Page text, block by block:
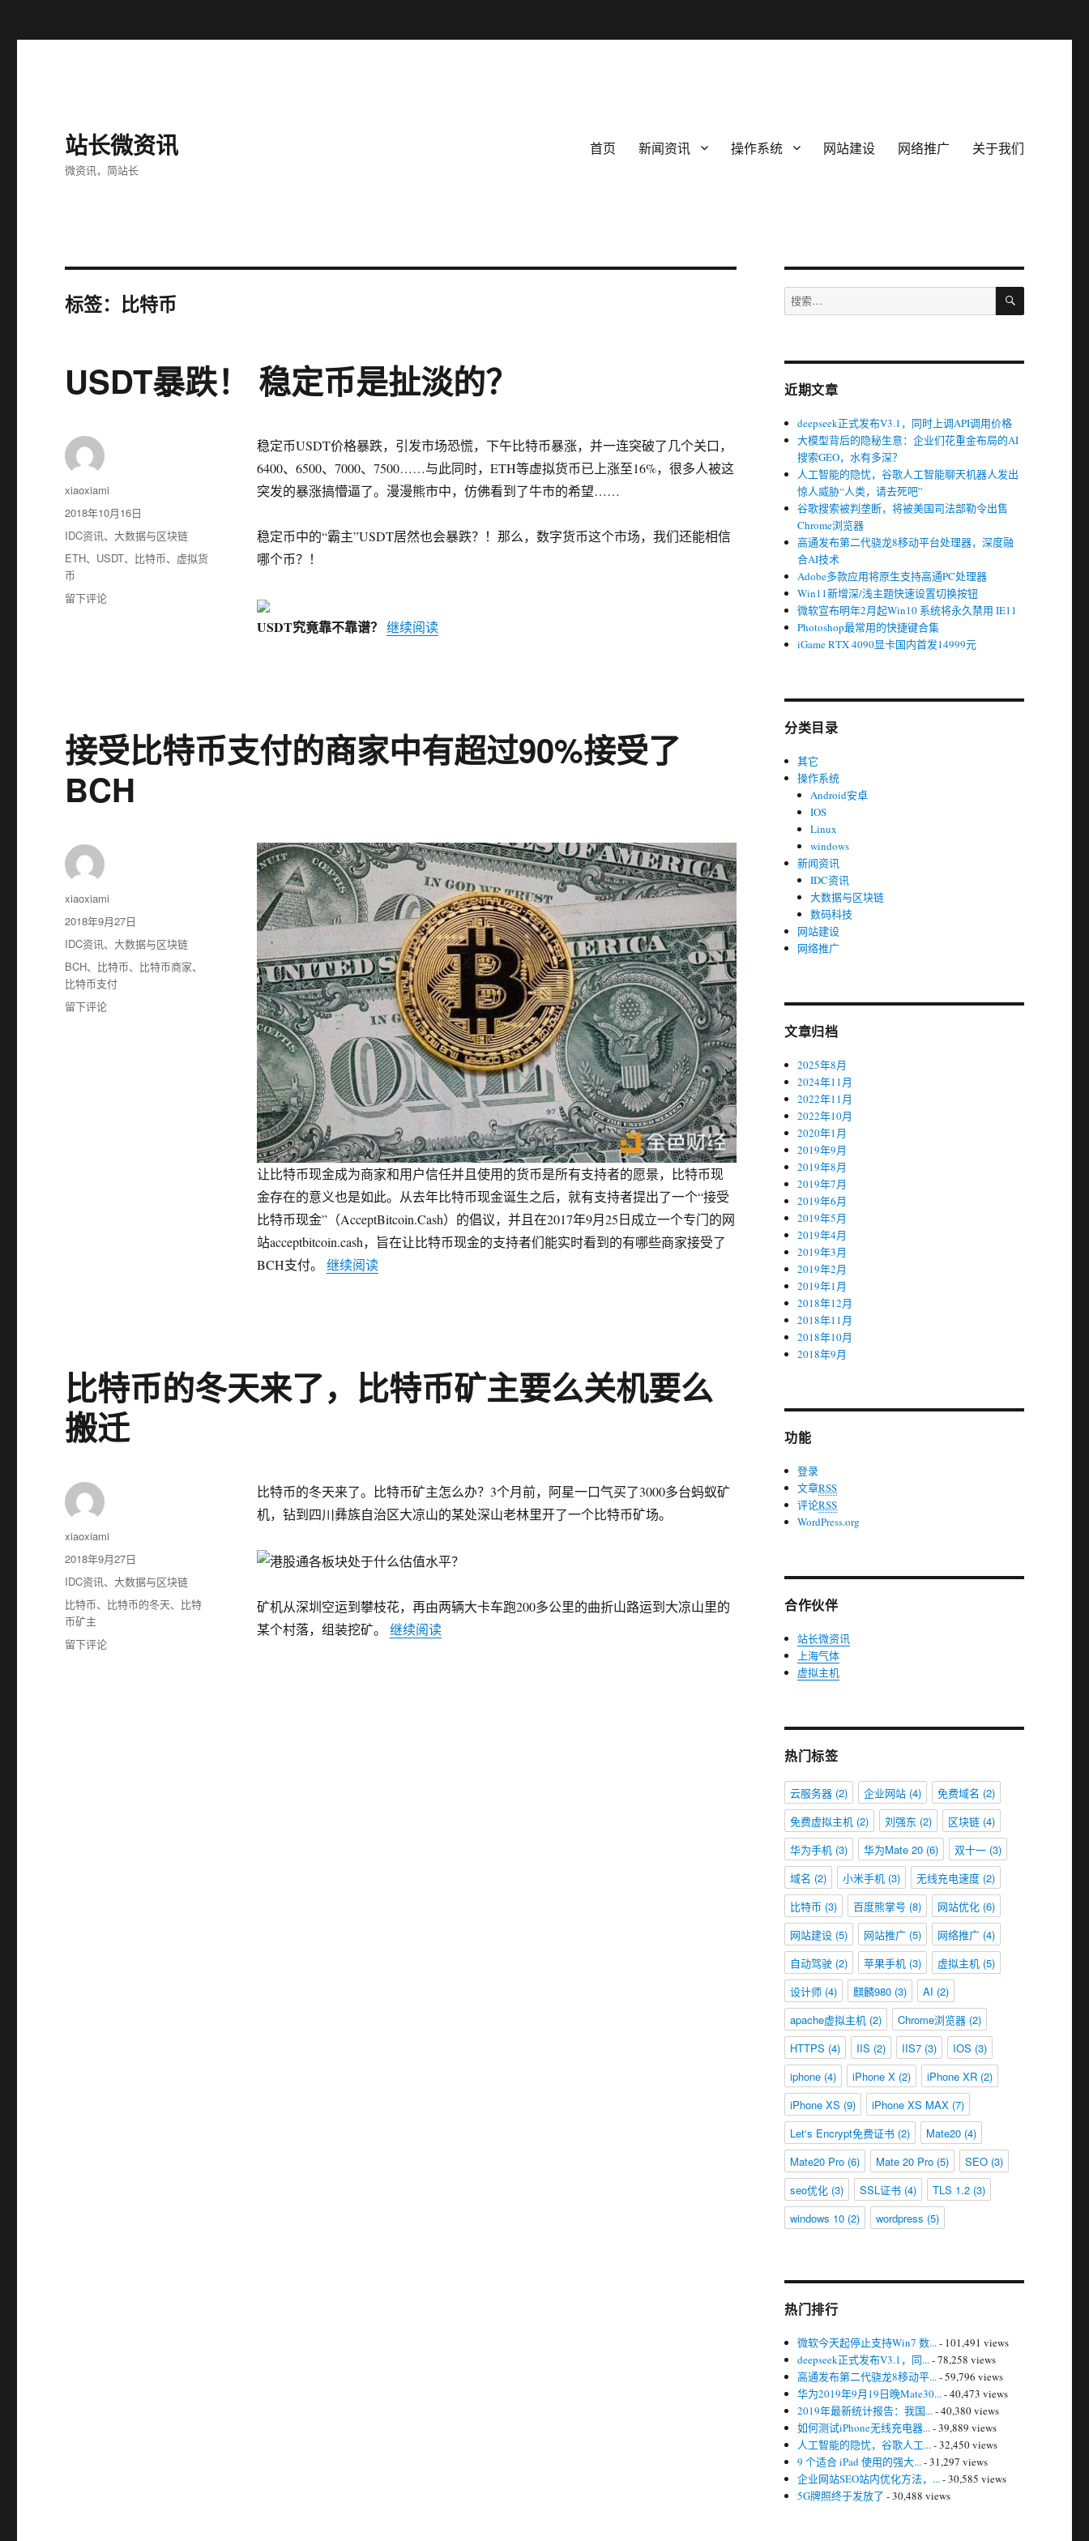
站长微资讯
微资讯，简站长
首页 新闻资讯 操作系统 网站建设 网络推广 关于我们
标签：比特币
USDT暴跌！ 稳定币是扯淡的？
稳定币USDT价格暴跌，引发市场恐慌，下午比特币暴涨，并一连突破了几个关口，
6400、6500、7000、7500……与此同时，ETH等虚拟货币已上涨至16%，很多人被这
突发的暴涨搞懵逼了。漫漫熊市中，仿佛看到了牛市的希望……
稳定币中的“霸主”USDT居然也会暴跌？！那么，数字货币这个市场，我们还能相信
哪个币？！
USDT究竟靠不靠谱？ 继续阅读“USDT暴跌！ 稳定币是扯淡的？”
作
者
xiaoxiami
发
布
2018年10月16日
分
类
IDC资讯、大数据与区块链
标
签
ETH、 USDT、 比特币、 虚拟货
币
于
扯
淡
的？
留下评论
接受比特币支付的商家中有超过90%接受了
BCH
让比特币现金成为商家和用户信任并且使用的货币是所有支持者的愿景，比特币现
金存在的意义也是如此。从去年比特币现金诞生之后，就有支持者提出了一个“接受
比特币现金”（AcceptBitcoin.Cash）的倡议，并且在2017年9月25日成立一个专门的网
站acceptbitcoin.cash，旨在让比特币现金的支持者们能实时看到的有哪些商家接受了
BCH支付。
继续阅读“接受比特币支付的商家中有超过90%接受了BCH”
作
者
xiaoxiami
发
布
2018年9月27日
分
类
IDC资讯、大数据与区块链
标
签
BCH、 比特币、 比特币商家、
比特币支付
于
留下评论
比特币的冬天来了，比特币矿主要么关机要么
搬迁
比特币的冬天来了。比特币矿主怎么办？3个月前，阿星一口气买了3000多台蚂蚁矿
机，钻到四川彝族自治区大凉山的某处深山老林里开了一个比特币矿场。
矿机从深圳空运到攀枝花，再由两辆大卡车跑200多公里的曲折山路运到大凉山里的
某个村落，组装挖矿。 继续阅读“比特币的冬天来了，比特币矿主要么关机要么搬迁”
作
者
xiaoxiami
发
布
2018年9月27日
分
类
IDC资讯、大数据与区块链
标
签
比特币、 比特币的冬天、 比特
币矿主
于
留下评论
搜
索：
搜
近期文章
deepseek正式发布V3.1，同时上调API调用价格
大模型背后的隐秘生意：企业们花重金布局的AI
搜索GEO，水有多深？
人工智能的隐忧，谷歌人工智能聊天机器人发出
惊人威胁“人类，请去死吧”
谷歌搜索被判垄断，将被美国司法部勒令出售
Chrome浏览器
高通发布第二代骁龙8移动平台处理器，深度融
合AI技术
Adobe多款应用将原生支持高通PC处理器
Win11新增深/浅主题快速设置切换按钮
微软宣布明年2月起Win10 系统将永久禁用 IE11
Photoshop最常用的快捷键合集
iGame RTX 4090显卡国内首发14999元
分类目录
其它
操作系统
Android安卓
IOS
Linux
windows
新闻资讯
IDC资讯
大数据与区块链
数码科技
网站建设
网络推广
文章归档
2025年8月
2024年11月
2022年11月
2022年10月
2020年1月
2019年9月
2019年8月
2019年7月
2019年6月
2019年5月
2019年4月
2019年3月
2019年2月
2019年1月
2018年12月
2018年11月
2018年10月
2018年9月
功能
登录
文章RSS
评论RSS
WordPress.org
合作伙伴
站长微资讯
上海气体
虚拟主机
热门标签
云服务器(2) 企业网站(4) 免费域名 (2)
免费虚拟主机(2) 刘强东 (2) 区块链(4)
华为手机(3) 华为Mate 20(6) 双十一(3)
域名 (2) 小米手机(3) 无线充电速度(2)
比特币 (3) 百度熊掌号(8) 网站优化(6)
网站建设(5) 网站推广(5) 网络推广(4)
自动驾驶 (2) 苹果手机(3) 虚拟主机(5)
设计师(4) 麒麟980(3) AI (2)
apache虚拟主机(2) Chrome浏览器(2)
HTTPS (4) IIS (2) IIS7(3) IOS (3)
iphone(4) iPhone X(2) iPhone XR(2)
iPhone XS (9) iPhone XS MAX(7)
Let‘s Encrypt免费证书(2) Mate20(4)
Mate20 Pro(6) Mate 20 Pro(5) SEO(3)
seo优化(3) SSL证书(4) TLS 1.2(3)
windows 10(2) wordpress (5)
热门排行
微软今天起停止支持Win7 数...- 101,491 views
deepseek正式发布V3.1，同...- 78,258 views
高通发布第二代骁龙8移动平...- 59,796 views
华为2019年9月19日晚Mate30...- 40,473 views
2019年最新统计报告：我国...- 40,380 views
如何测试iPhone无线充电器...- 39,889 views
人工智能的隐忧，谷歌人工...- 32,450 views
9 个适合 iPad 使用的强大...- 31,297 views
企业网站SEO站内优化方法，...- 30,585 views
5G牌照终于发放了 - 30,488 views